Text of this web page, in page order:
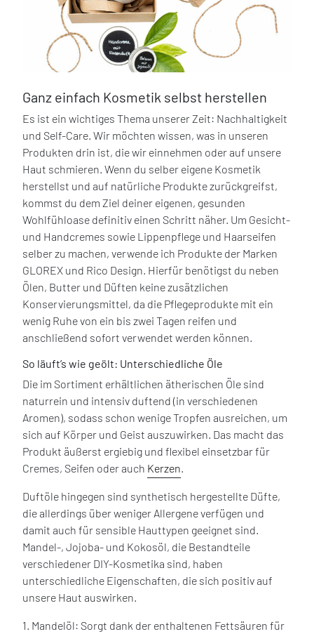
Ganz einfach Kosmetik selbst herstellen
Es ist ein wichtiges Thema unserer Zeit: Nachhaltigkeit
und Self-Care. Wir möchten wissen, was in unseren
Produkten drin ist, die wir einnehmen oder auf unsere
Haut schmieren. Wenn du selber eigene Kosmetik
herstellst und auf natürliche Produkte zurückgreifst,
kommst du dem Ziel deiner eigenen, gesunden
Wohlfühloase definitiv einen Schritt näher. Um Gesicht-
und Handcremes sowie Lippenpflege und Haarseifen
selber zu machen, verwende ich Produkte der Marken
GLOREX und Rico Design. Hierfür benötigst du neben
Ölen, Butter und Düften keine zusätzlichen
Konservierungsmittel, da die Pflegeprodukte mit ein
wenig Ruhe von ein bis zwei Tagen reifen und
anschließend sofort verwendet werden können.
So läuft’s wie geölt: Unterschiedliche Öle
Die im Sortiment erhältlichen ätherischen Öle sind
naturrein und intensiv duftend (in verschiedenen
Aromen), sodass schon wenige Tropfen ausreichen, um
sich auf Körper und Geist auszuwirken. Das macht das
Produkt äußerst ergiebig und flexibel einsetzbar für
Cremes, Seifen oder auch Kerzen
Duftöle hingegen sind synthetisch hergestellte Düfte,
die allerdings über weniger Allergene verfügen und
damit auch für sensible Hauttypen geeignet sind.
Mandel-, Jojoba- und Kokosöl, die Bestandteile
verschiedener DIY-Kosmetika sind, haben
unterschiedliche Eigenschaften, die sich positiv auf
unsere Haut auswirken.
1. Mandelöl: Sorgt dank der enthaltenen Fettsäuren für